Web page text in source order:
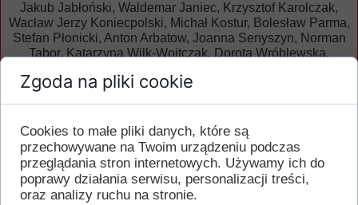
KONTAKT Z REDAKCJĄ
Jakub Jabłoński, Waldemar Janiec, Krzysztof Karolczak,
Wacław Jerzy Koniecpolski, Michał Kostur, Bolesław Parma,
Stefan Płonicki, Anton Arbatow, Joanna Senyszyn, Norman
Tabor, Katarzyna Wilk-Wojtczak, Dorota Wróblewska.
Zgoda na pliki cookie
Cookies to małe pliki danych, które są
przechowywane na Twoim urządzeniu podczas
przeglądania stron internetowych. Używamy ich do
poprawy działania serwisu, personalizacji treści,
oraz analizy ruchu na stronie.